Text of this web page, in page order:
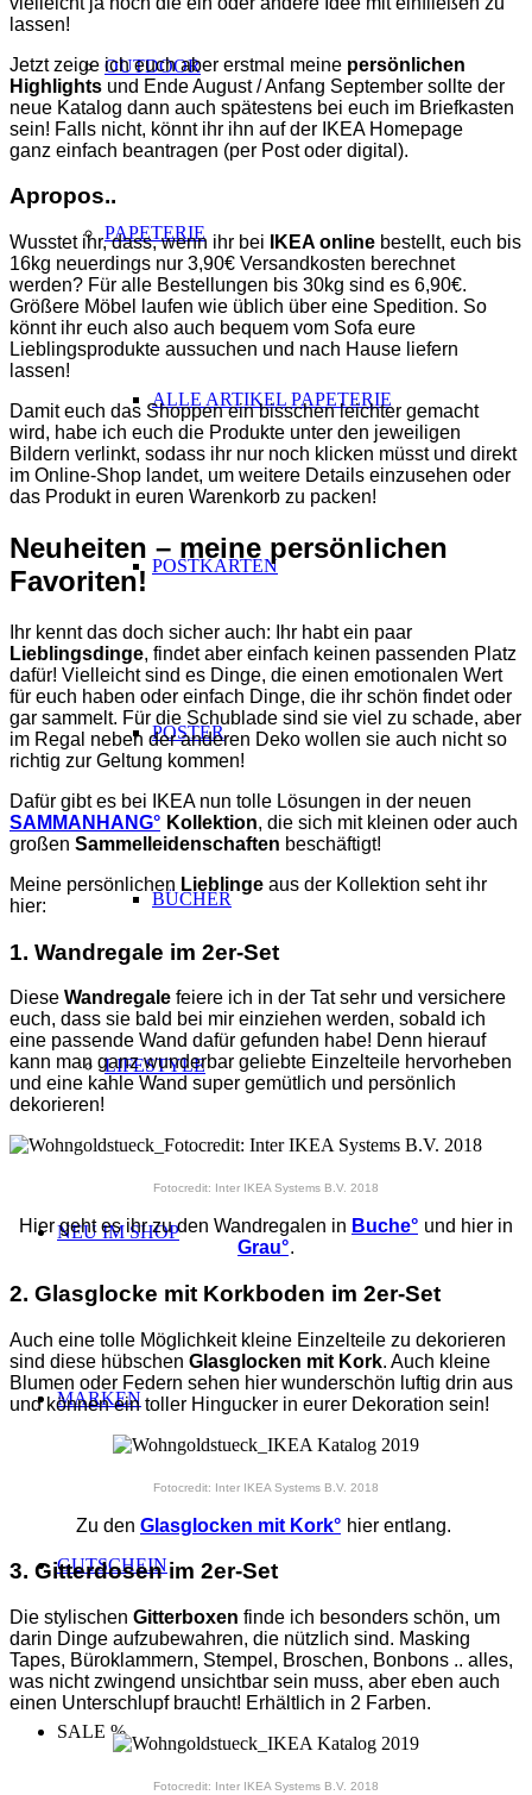
OUTDOOR
PAPETERIE
ALLE ARTIKEL PAPETERIE
POSTKARTEN
POSTER
BÜCHER
LIFESTYLE
NEU IM SHOP
MARKEN
GUTSCHEIN
SALE %
lassen!
Jetzt zeige ich euch aber erstmal meine persönlichen
Highlights und Ende August / Anfang September sollte der
neue Katalog dann auch spätestens bei euch im Briefkasten
sein! Falls nicht, könnt ihr ihn auf der IKEA Homepage
ganz einfach beantragen (per Post oder digital).
Apropos..
Wusstet ihr, dass, wenn ihr bei IKEA online bestellt, euch bis
16kg neuerdings nur 3,90€ Versandkosten berechnet
werden? Für alle Bestellungen bis 30kg sind es 6,90€.
Größere Möbel laufen wie üblich über eine Spedition. So
könnt ihr euch also auch bequem vom Sofa eure
Lieblingsprodukte aussuchen und nach Hause liefern
lassen!
Damit euch das Shoppen ein bisschen leichter gemacht
wird, habe ich euch die Produkte unter den jeweiligen
Bildern verlinkt, sodass ihr nur noch klicken müsst und direkt
im Online-Shop landet, um weitere Details einzusehen oder
das Produkt in euren Warenkorb zu packen!
Neuheiten – meine persönlichen
Favoriten!
Ihr kennt das doch sicher auch: Ihr habt ein paar
Lieblingsdinge, findet aber einfach keinen passenden Platz
dafür! Vielleicht sind es Dinge, die einen emotionalen Wert
für euch haben oder einfach Dinge, die ihr schön findet oder
gar sammelt. Für die Schublade sind sie viel zu schade, aber
im Regal neben der anderen Deko wollen sie auch nicht so
richtig zur Geltung kommen!
Dafür gibt es bei IKEA nun tolle Lösungen in der neuen
SAMMANHANG° Kollektion, die sich mit kleinen oder auch
großen Sammelleidenschaften beschäftigt!
Meine persönlichen Lieblinge aus der Kollektion seht ihr
hier:
1. Wandregale im 2er-Set
Diese Wandregale feiere ich in der Tat sehr und versichere
euch, dass sie bald bei mir einziehen werden, sobald ich
eine passende Wand dafür gefunden habe! Denn hierauf
kann man ganz wunderbar geliebte Einzelteile hervorheben
und eine kahle Wand super gemütlich und persönlich
dekorieren!
Fotocredit: Inter IKEA Systems B.V. 2018
Hier geht es ihr zu den Wandregalen in Buche° und hier in
Grau°.
2. Glasglocke mit Korkboden im 2er-Set
Auch eine tolle Möglichkeit kleine Einzelteile zu dekorieren
sind diese hübschen Glasglocken mit Kork. Auch kleine
Blumen oder Federn sehen hier wunderschön luftig drin aus
und können ein toller Hingucker in eurer Dekoration sein!
Fotocredit: Inter IKEA Systems B.V. 2018
Zu den Glasglocken mit Kork° hier entlang.
3. Gitterdosen im 2er-Set
Die stylischen Gitterboxen finde ich besonders schön, um
darin Dinge aufzubewahren, die nützlich sind. Masking
Tapes, Büroklammern, Stempel, Broschen, Bonbons .. alles,
was nicht zwingend unsichtbar sein muss, aber eben auch
einen Unterschlupf braucht! Erhältlich in 2 Farben.
Fotocredit: Inter IKEA Systems B.V. 2018